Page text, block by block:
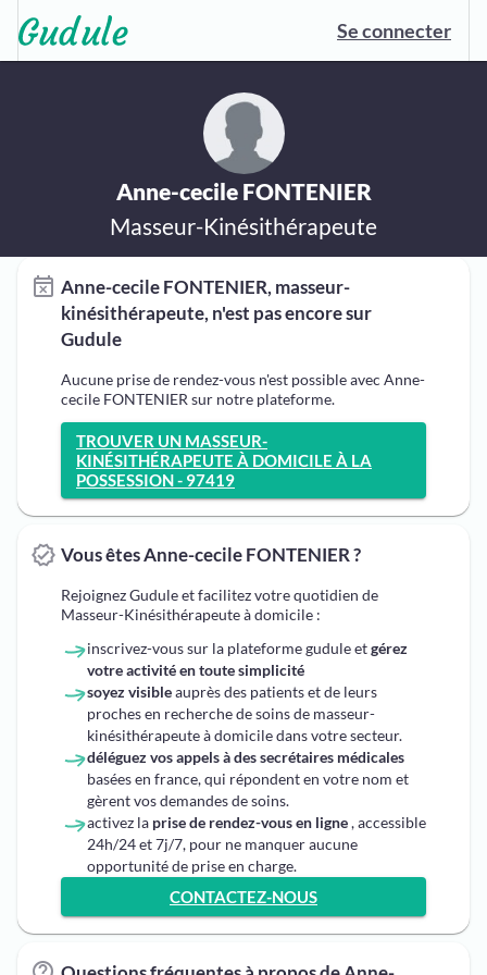
Se connecter
Anne-cecile FONTENIER
Masseur-Kinésithérapeute
Anne-cecile FONTENIER, masseur-
kinésithérapeute, n'est pas encore sur
Gudule
Aucune prise de rendez-vous n'est possible avec Anne-
cecile FONTENIER sur notre plateforme.
TROUVER UN MASSEUR-
KINÉSITHÉRAPEUTE À DOMICILE À LA
POSSESSION - 97419
Vous êtes Anne-cecile FONTENIER ?
Rejoignez Gudule et facilitez votre quotidien de
Masseur-Kinésithérapeute à domicile :
inscrivez-vous sur la plateforme gudule etgérez
votre activité en toute simplicité
soyez visibleauprès des patients et de leurs
proches en recherche de soins de masseur-
kinésithérapeute à domicile dans votre secteur.
déléguez vos appels à des secrétaires médicales
basées en france, qui répondent en votre nom et
gèrent vos demandes de soins.
activez la prise de rendez-vous en ligne, accessible
24h/24 et 7j/7, pour ne manquer aucune
opportunité de prise en charge.
CONTACTEZ-NOUS